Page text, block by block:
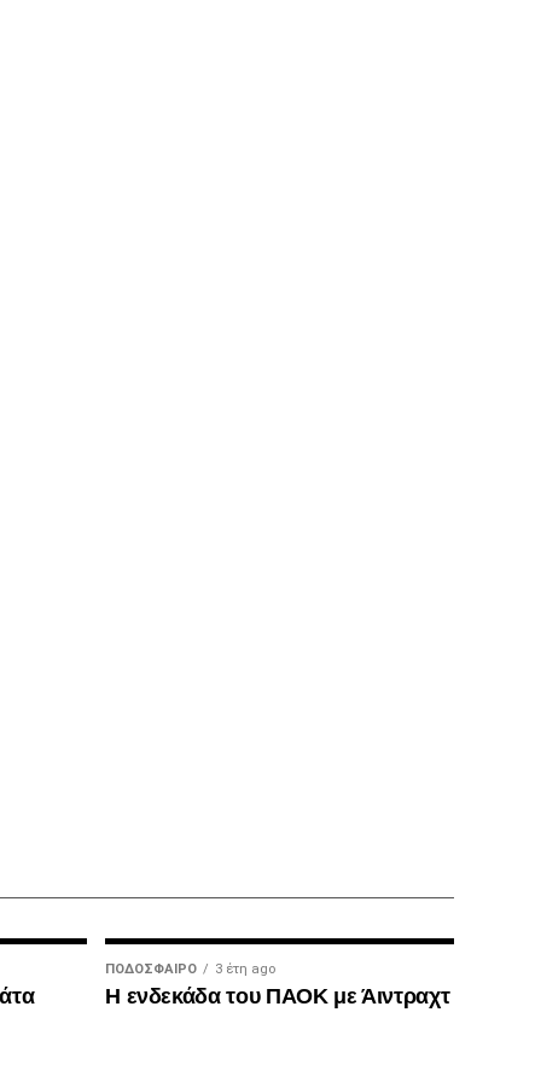
ΠΟΔΌΣΦΑΙΡΟ 3 έτη ago
Η ενδεκάδα του ΠΑΟΚ με Άιντραχτ